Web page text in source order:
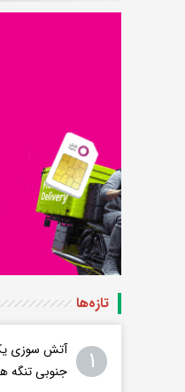
تازه‌ها
۱
آتش سوزی
جنوبی تنگه